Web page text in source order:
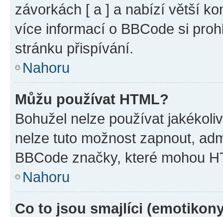
závorkách [ a ] a nabízí větší
více informací o BBCode si
stránku přispívání.
Nahoru
Můžu používat HTML?
Bohužel nelze používat
nelze tuto možnost zapnout,
BBCode značky, které mohou
Nahoru
Co to jsou smajlíci